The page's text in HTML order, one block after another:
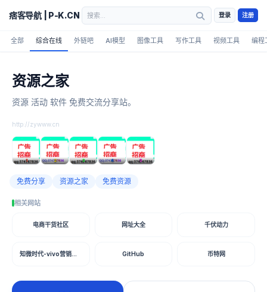
痞客导航 | P-K.CN 登录 注册
全部 综合在线 外链吧 AI模型 图像工具 写作工具 视频工具 编程
资源之家
资源 活动 软件 免费交流分享站。
http://zywww.cn
1 2 3 4 5
免费分享 资源之家 免费资源
相关网站
电商干货社区 网址大全 千伏动力
知微时代-vivo营销平台开户 GitHub 币特网